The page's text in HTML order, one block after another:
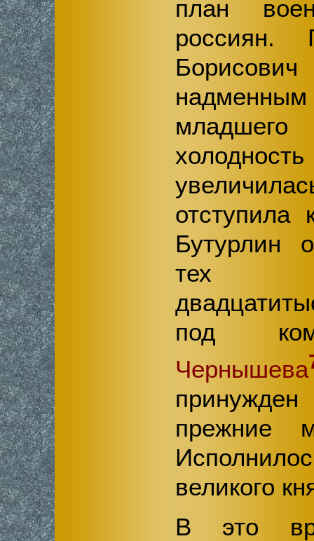
план
россиян.
отступила
Бутурлин
тех
под
Чернышева
прежние
великого
В это